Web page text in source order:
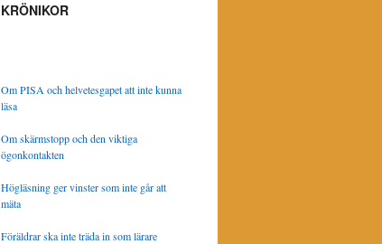
KRÖNIKOR
Om PISA och helvetesgapet att inte kunna
läsa
Om skärmstopp och den viktiga
ögonkontakten
Högläsning ger vinster som inte går att
mäta
Föräldrar ska inte träda in som lärare